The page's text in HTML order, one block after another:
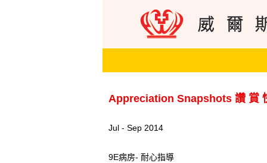
Appreciation Snapshots 讚 賞
Jul - Sep 2014
9E病房- 耐心指導